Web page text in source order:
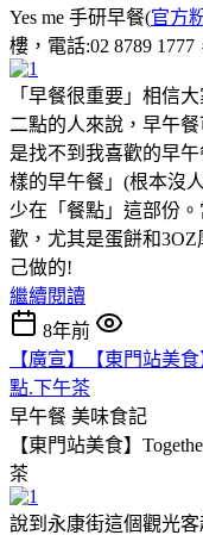
Yes me 手研早餐(官方
樓，電話:02 8789
「早餐很重要」相信
二點的人來說，早午
是找不到我喜歡的早
樣的早午餐」(根本沒
少在「餐點」這部份
歡，尤其是蛋餅和
己做的!
繼續閱讀
8年前
【廣宣】【東門站美
點.下午茶
早午餐 美味食記
【東門站美食】
茶
說到永康街這個觀光